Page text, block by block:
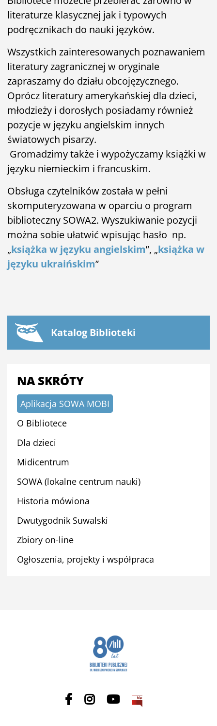
literaturze klasycznej jak i typowych
podręcznikach do nauki języków.
Wszystkich zainteresowanych poznawaniem
literatury zagranicznej w oryginale
zapraszamy do działu obcojęzycznego.
Oprócz literatury amerykańskiej dla dzieci,
młodzieży i dorosłych posiadamy również
pozycje w języku angielskim innych
światowych pisarzy.
Gromadzimy także i wypożyczamy książki w
języku niemieckim i francuskim.
Obsługa czytelników została w pełni
skomputeryzowana w oparciu o program
biblioteczny SOWA2. Wyszukiwanie pozycji
można sobie ułatwić wpisując hasło np.
„książka w języku angielskim”, „książka w
języku ukraińskim”
Katalog Biblioteki
NA SKRÓTY
Aplikacja SOWA MOBI
O Bibliotece
Dla dzieci
Midicentrum
SOWA (lokalne centrum nauki)
Historia mówiona
Dwutygodnik Suwalski
Zbiory on-line
Ogłoszenia, projekty i współpraca